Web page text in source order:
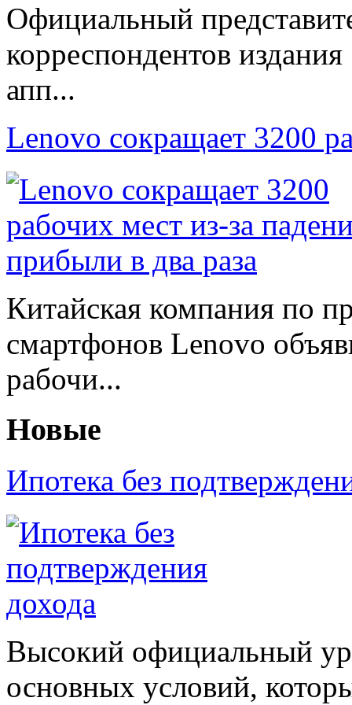
Официальный
корреспондентов
апп...
Lenovo сокращает 3200
Китайская компания по
смартфонов Lenovo
рабочи...
Новые
Ипотека без
Высокий официальный
основных условий,